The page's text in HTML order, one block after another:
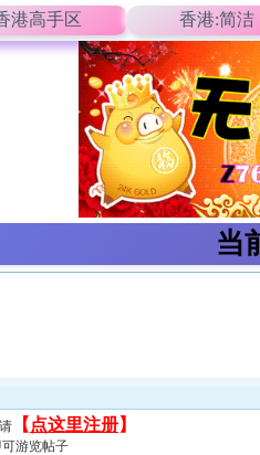
港高手区 香港:简洁
当
【 点这里注册】
游览帖子